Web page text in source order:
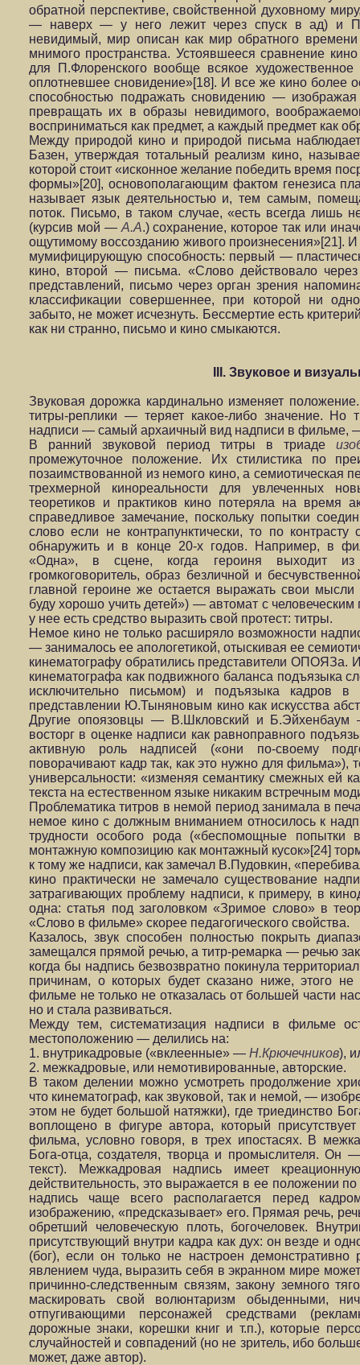
обратной перспективе, свойственной духовному
— наверх — у него лежит через спуск в ад) и
невидимый, мир описан как мир обратного
мнимого пространства. Устоявшееся сравнение
для П.Флоренского вообще всякое художественное
оплотневшее сновидение»[18]. И все же кино более
способностью подражать сновидению —
превращать их в образы невидимого,
восприниматься как предмет, а каждый предмет как
Между природой кино и природой письма
Базен, утверждая тотальный реализм кино,
которой стоит «исконное желание победить время
формы»[20], основополагающим фактом генезиса
называет язык деятельностью и, тем самым,
поток. Письмо, в таком случае, «есть всегда лишь
(курсив мой — А.А.) сохранение, которое так или
ощутимому воссозданию живого произнесения»[21].
мумифицирующую способность: первый —
кино, второй — письма. «Слово действовало
представлений, письмо через орган зрения
классификации совершеннее, при которой ни
забыто, не может исчезнуть. Бессмертие есть
как ни странно, письмо и кино смыкаются.
III. Звуковое и
Звуковая дорожка кардинально изменяет
титры-реплики — теряет какое-либо значение. Но
надписи — самый архаичный вид надписи в фильме,
В ранний звуковой период титры в триаде
промежуточное положение. Их стилистика по
позаимствованной из немого кино, а семиотическая
трехмерной кинореальности для увлеченных
теоретиков и практиков кино потеряла на время
справедливое замечание, поскольку попытки
слово если не контрапунктически, то по
обнаружить и в конце 20-х годов. Например, в
«Одна», в сцене, когда героиня выходит из
громкоговоритель, образ безличной и
главной героине же остается выражать свои
буду хорошо учить детей») — автомат с
у нее есть средство выразить свой протест: титры.
Немое кино не только расширяло возможности
— занималось ее апологетикой, отыскивая ее
кинематографу обратились представители ОПОЯЗа.
кинематографа как подвижного баланса подъязыка
исключительно письмом) и подъязыка кадров
представлении Ю.Тыняновым кино как искусства
Другие опоязовцы — В.Шкловский и
восторг в оценке надписи как равноправного
активную роль надписей («они по-своему
поворачивают кадр так, как это нужно для фильма»),
универсальности: «изменяя семантику смежных ей
текста на естественном языке никаким встречным
Проблематика титров в немой период занимала в
немое кино с должным вниманием относилось к
трудности особого рода («беспомощные
монтажную композицию как монтажный кусок»[24]
к тому же надписи, как замечал В.Пудовкин,
кино практически не замечало существование
затрагивающих проблему надписи, к примеру, в
одна: статья под заголовком «Зримое слово» в
«Слово в фильме» скорее педагогического свойства.
Казалось, звук способен полностью покрыть
замещался прямой речью, а титр-ремарка — речью
когда бы надпись безвозвратно покинула
причинам, о которых будет сказано ниже, этого
фильме не только не отказалась от большей части
но и стала развиваться.
Между тем, систематизация надписи в фильме
местоположению — делились на:
1. внутрикадровые («вклеенные» — Н.Крючечников),
2. межкадровые, или немотивированные, авторские.
В таком делении можно усмотреть продолжение
что кинематограф, как звуковой, так и немой, —
этом не будет большой натяжки), где триединство
воплощено в фигуре автора, который
фильма, условно говоря, в трех ипостасях. В
Бога-отца, создателя, творца и промыслителя. Он
текст). Межкадровая надпись имеет
действительность, это выражается в ее положении
надпись чаще всего располагается перед
изображению, «предсказывает» его. Прямая речь,
обретший человеческую плоть, богочеловек.
присутствующий внутри кадра как дух: он везде и
(бог), если он только не настроен демонстративно
явлением чуда, выразить себя в экранном мире
причинно-следственным связям, закону земного
маскировать свой волюнтаризм обыденными,
отпугивающими персонажей средствами
дорожные знаки, корешки книг и т.п.), которые
случайностей и совпадений (но не зритель, ибо
может, даже автор).